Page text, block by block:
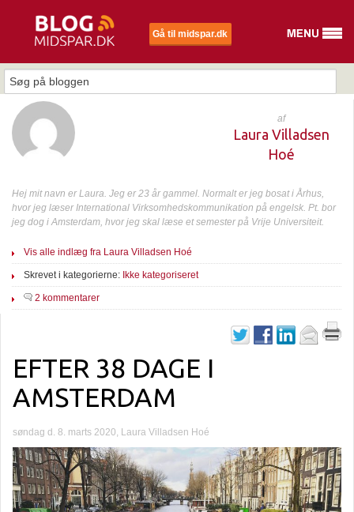
Gå til midspar.dk
af
Laura Villadsen
Hoé
Hej mit navn er Laura. Jeg er 23 år gammel. Normalt er jeg bosat i Århus,
hvor jeg læser International Virksomhedskommunikation på engelsk. Pt. bor
jeg dog i Amsterdam, hvor jeg skal læse et semester på Vrije Universiteit.
Vis alle indlæg fra Laura Villadsen Hoé
Skrevet i kategorierne: Ikke kategoriseret
2 kommentarer
EFTER 38 DAGE I
AMSTERDAM
søndag d. 8. marts 2020, Laura Villadsen Hoé